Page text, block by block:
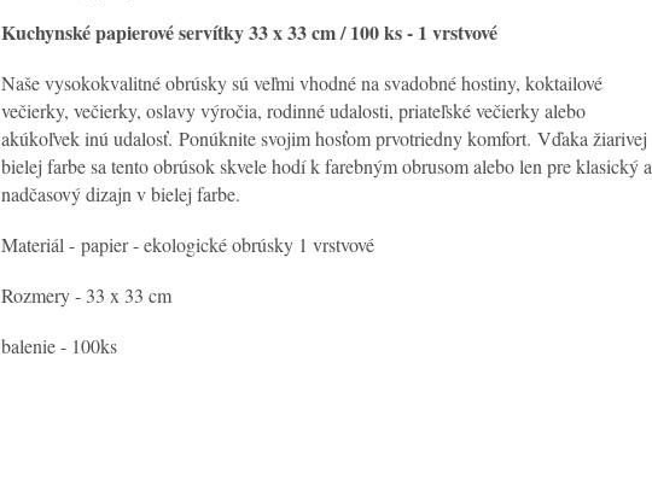
Kuchynské papierové servítky 33 x 33 cm / 100 ks - 1 vrstvové
Naše vysokokvalitné obrúsky sú veľmi vhodné na svadobné hostiny, koktailové
večierky, večierky, oslavy výročia, rodinné udalosti, priateľské večierky alebo
akúkoľvek inú udalosť. Ponúknite svojim hosťom prvotriedny komfort. Vďaka žiarivej
bielej farbe sa tento obrúsok skvele hodí k farebným obrusom alebo len pre klasický a
nadčasový dizajn v bielej farbe.
Materiál - papier - ekologické obrúsky 1 vrstvové
Rozmery - 33 x 33 cm
balenie - 100ks